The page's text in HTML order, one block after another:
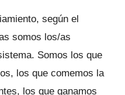
según el
somos los/as
Somos los que
los que comemos la
los que ganamos